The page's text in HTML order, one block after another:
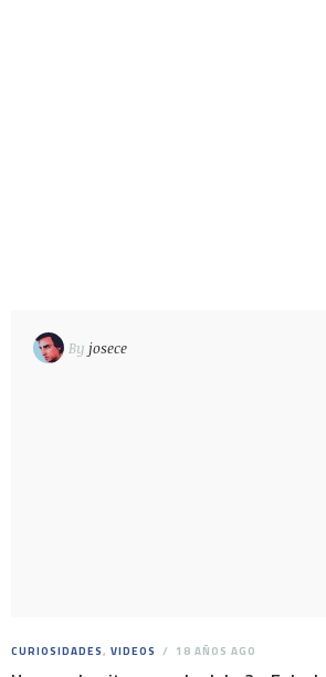
By josece
CURIOSIDADES, VIDEOS 18 AÑOS AGO